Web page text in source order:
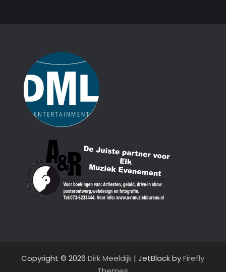
Copyright © 2026Dirk Meeldijk | JetBlack byFirefly